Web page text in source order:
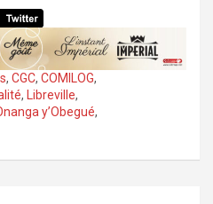
, CGC, COMILOG,
, Libreville,
y’Obegué,